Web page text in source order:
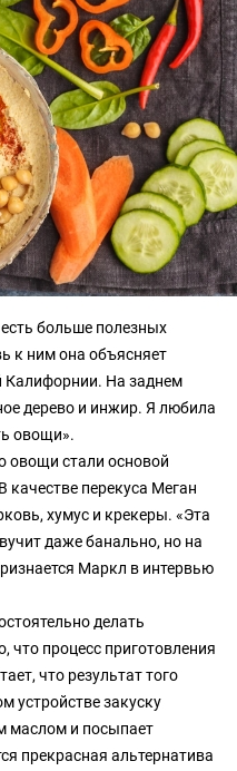
есть больше полезных
к ним она объясняет
Калифорнии. На заднем
дерево и инжир. Я любила
овощи».
овощи стали основой
перекуса Меган
хумус и крекеры. «Эта
даже банально, но на
Маркл в интервью
делать
что процесс приготовления
что результат того
устройстве закуску
маслом и посыпает
прекрасная альтернатива